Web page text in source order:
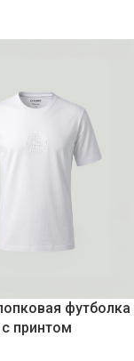
футболка
с принтом